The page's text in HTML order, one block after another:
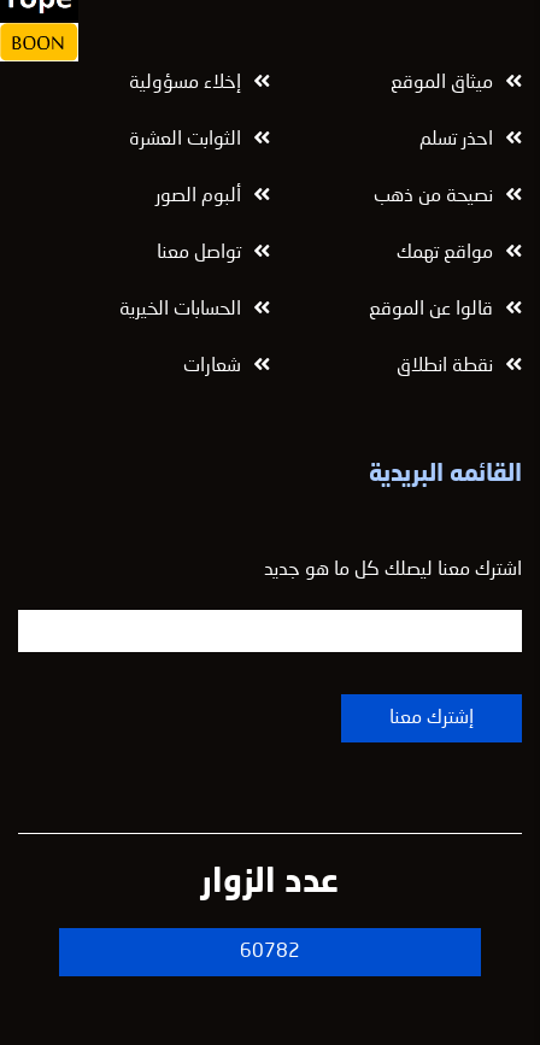
ميثاق الموقع إخلاء مسؤولية
احذر تسلم الثوابت العشرة
نصيحة من ذهب ألبوم الصور
مواقع تهمك تواصل معنا
قالوا عن الموقع الحسابات الخيرية
نقطة انطلاق شعارات
القائمه البريدية
اشترك معنا ليصلك كل ما هو جديد
عدد الزوار
60782